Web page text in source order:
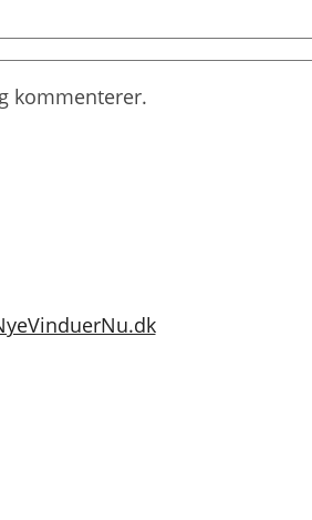
kommenterer.